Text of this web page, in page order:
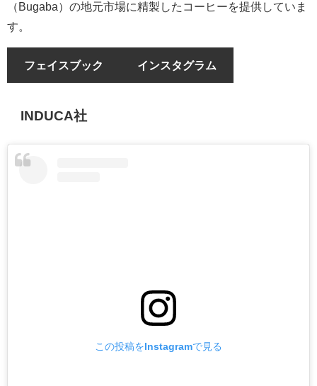
（Bugaba）の地元市場に精製したコーヒーを提供していま
す。
フェイスブック インスタグラム
INDUCA社
この投稿をInstagramで見る